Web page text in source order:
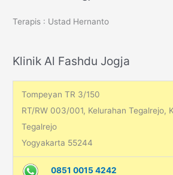
h
Terapis : Ustad Hernanto
Klinik Al Fashdu Jogja
Tompeyan TR 3/150
RT/RW 003/001, Kelurahan Tegalrejo,
Tegalrejo
Yogyakarta 55244
0851 0015 4242